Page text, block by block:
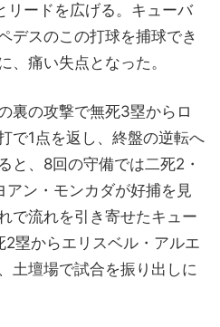
ードを広げる。キューバ
デスのこの打球を捕球でき
、痛い失点となった。
裏の攻撃で無死3塁からロ
で1点を返し、終盤の逆転へ
と、8回の守備では二死2・
ン・モンカダが好捕を見
で流れを引き寄せたキュー
塁からエリスベル・アルエ
土壇場で試合を振り出しに